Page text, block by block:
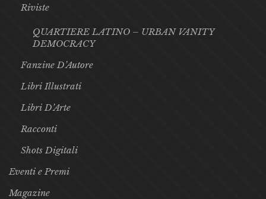
Riviste
QUARTIERE LATINO – URBAN VANITY
DEMOCRACY
Fanzine D’Autore
Libri Illustrati
Libri D’Arte
Racconti
Shots Digitali
Eventi e Premi
Magazine